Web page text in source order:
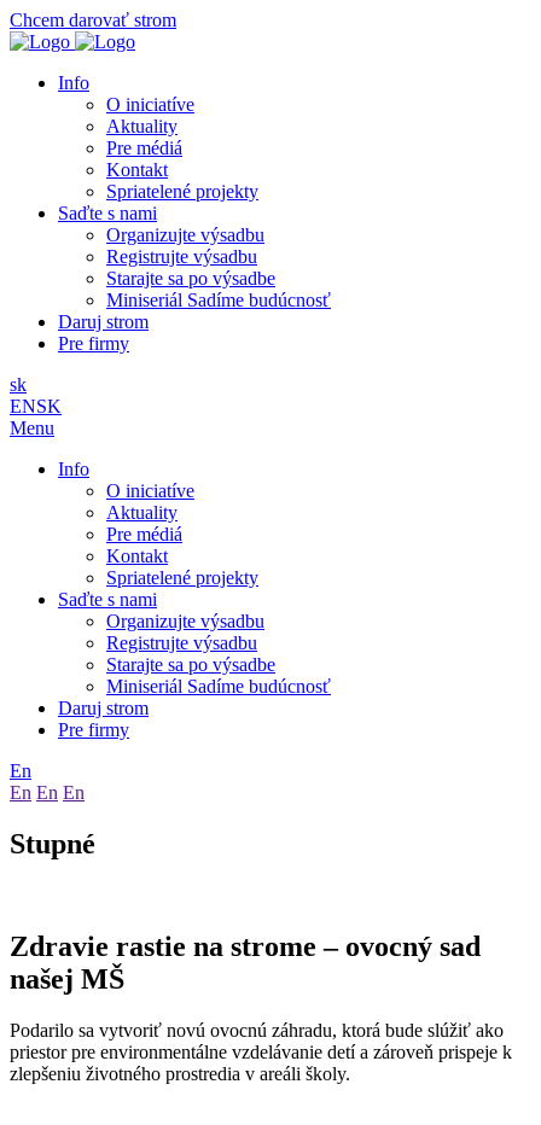
Chcem darovať strom
Info
O iniciatíve
Aktuality
Pre médiá
Kontakt
Spriatelené projekty
Saďte s nami
Organizujte výsadbu
Registrujte výsadbu
Starajte sa po výsadbe
Miniseriál Sadíme budúcnosť
Daruj strom
Pre firmy
sk
ENSK
Menu
Info
O iniciatíve
Aktuality
Pre médiá
Kontakt
Spriatelené projekty
Saďte s nami
Organizujte výsadbu
Registrujte výsadbu
Starajte sa po výsadbe
Miniseriál Sadíme budúcnosť
Daruj strom
Pre firmy
En
En En En
Stupné
Zdravie rastie na strome – ovocný sad
našej MŠ
Podarilo sa vytvoriť novú ovocnú záhradu, ktorá bude slúžiť ako
priestor pre environmentálne vzdelávanie detí a zároveň prispeje k
zlepšeniu životného prostredia v areáli školy.